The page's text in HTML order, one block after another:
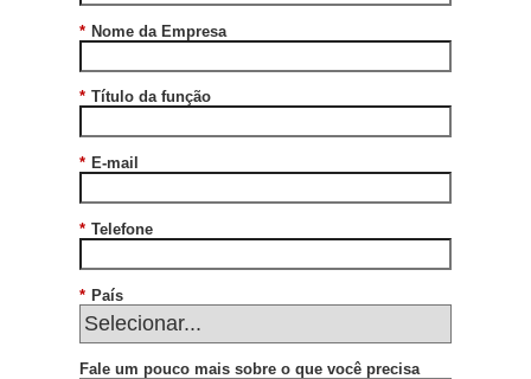
* Nome da Empresa
* Título da função
* E-mail
* Telefone
* País
Fale um pouco mais sobre o que você precisa